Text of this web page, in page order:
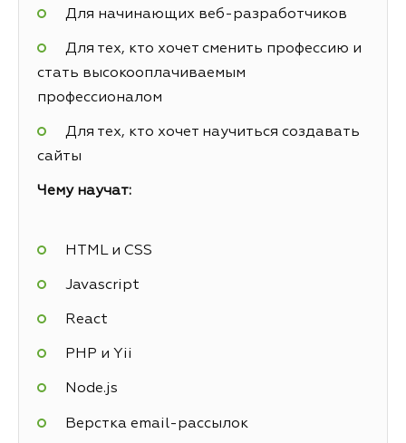
Для начинающих веб-разработчиков
Для тех, кто хочет сменить профессию и
стать высокооплачиваемым
профессионалом
Для тех, кто хочет научиться создавать
сайты
Чему научат:
HTML и CSS
Javascript
React
PHP и Yii
Node.js
Верстка email-рассылок